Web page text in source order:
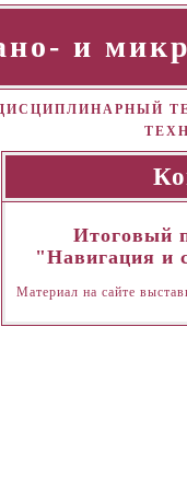
и
Итоговый
"Навигация и
Материал на сайте